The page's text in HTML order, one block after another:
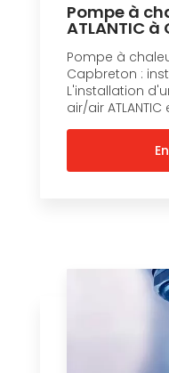
Pompe à
ATLANTIC
Pompe à
Capbreton :
L'installation
air/air